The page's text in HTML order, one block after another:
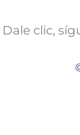
Dale clic,